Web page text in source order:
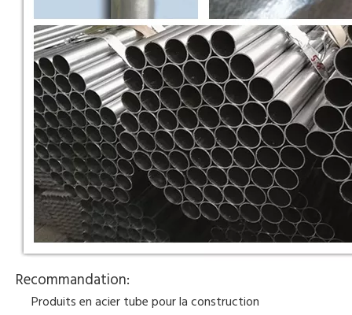
Recommandation:
Produits en acier tube pour la construction